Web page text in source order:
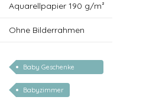
Aquarellpapier 190 g/m²
Ohne Bilderrahmen
Baby Geschenke
personalisierbar
Babyzimmer